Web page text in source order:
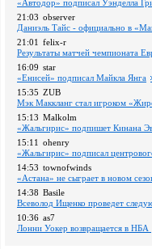
«Автодор» подписал Уэнделла
21:03 observer
Даниэль Тайс - официально в
21:01 felix-r
Pезультаты матчей чемпионата
16:09 star
«Енисей» подписал Майкла Янга
15:35 ZUB
Мэк Маккланг стал игроком
15:13 Malkolm
«Жальгирис» подпишет Кинана
15:11 ohenry
«Жальгирис» подписал
14:53 townofwinds
«Астана» не сыграет в новом
14:38 Basile
Всеволод Ищенко проведет
10:36 as7
Лонни Уокер возвращается в НБА